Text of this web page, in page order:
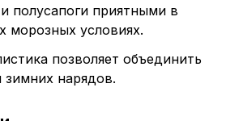
полусапоги приятными в
морозных условиях.
позволяет объединить
нарядов.